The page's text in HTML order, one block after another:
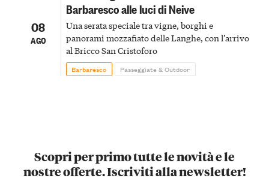
08
AGO
Barbaresco alle luci di Neive
Una serata speciale tra vigne, borghi e
panorami mozzafiato delle Langhe, con l’arrivo
al Bricco San Cristoforo
Barbaresco Passeggiate & Outdoor
Scopri per primo tutte le novità e le
nostre offerte. Iscriviti alla newsletter!